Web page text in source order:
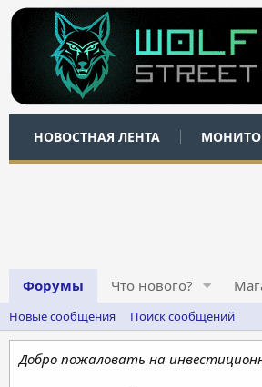
НОВОСТНАЯ ЛЕНТА
Форумы Что нового?
Новые сообщения Поиск сообщений
Добро пожаловать на